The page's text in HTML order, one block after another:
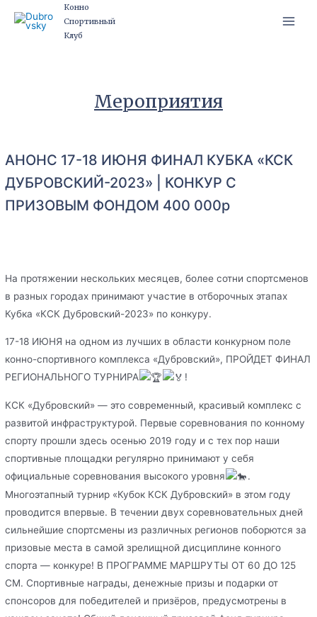
Конно
Спортивный
Клуб
Мероприятия
АНОНС 17-18 ИЮНЯ ФИНАЛ КУБКА «КСК
ДУБРОВСКИЙ-2023» | КОНКУР С
ПРИЗОВЫМ ФОНДОМ 400 000р
На протяжении нескольких месяцев, более сотни спортсменов
в разных городах принимают участие в отборочных этапах
Кубка «КСК Дубровский-2023» по конкуру.
17-18 ИЮНЯ на одном из лучших в области конкурном поле
конно-спортивного комплекса «Дубровский», ПРОЙДЕТ ФИНАЛ
РЕГИОНАЛЬНОГО ТУРНИРА
!
КСК «Дубровский» — это современный, красивый комплекс с
развитой инфраструктурой. Первые соревнования по конному
спорту прошли здесь осенью 2019 году и с тех пор наши
спортивные площадки регулярно принимают у себя
официальные соревнования высокого уровня
.
Многоэтапный турнир «Кубок КСК Дубровский» в этом году
проводится впервые. В течении двух соревновательных дней
сильнейшие спортсмены из различных регионов поборются за
призовые места в самой зрелищной дисциплине конного
спорта — конкуре! В ПРОГРАММЕ МАРШРУТЫ ОТ 60 ДО 125
СМ. Спортивные награды, денежные призы и подарки от
спонсоров для победителей и призёров, предусмотрены в